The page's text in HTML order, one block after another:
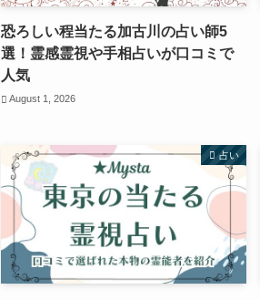
恐ろしい程当たる加古川の占い師5
選！霊感霊視や手相占いが口コミで
人気
August 1, 2026
占い